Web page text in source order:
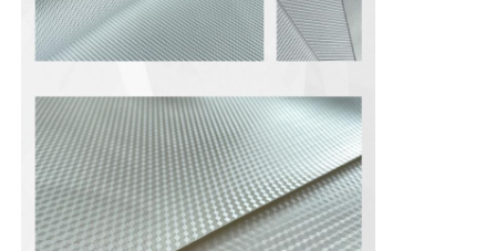
Eco-Wildleder Material
Veloursleder-Gewebe
Imitat von Suede